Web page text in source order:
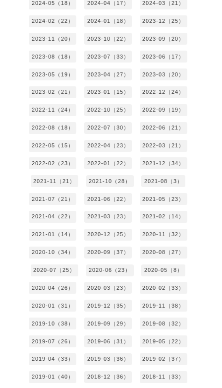
2024-05（18） 2024-04（17） 2024-03（21）
2024-02（22） 2024-01（18） 2023-12（25）
2023-11（20） 2023-10（22） 2023-09（20）
2023-08（18） 2023-07（33） 2023-06（17）
2023-05（19） 2023-04（27） 2023-03（20）
2023-02（21） 2023-01（15） 2022-12（24）
2022-11（24） 2022-10（25） 2022-09（19）
2022-08（18） 2022-07（30） 2022-06（21）
2022-05（15） 2022-04（23） 2022-03（21）
2022-02（23） 2022-01（22） 2021-12（34）
2021-11（21） 2021-10（28） 2021-08（3）
2021-07（21） 2021-06（22） 2021-05（23）
2021-04（22） 2021-03（23） 2021-02（14）
2021-01（14） 2020-12（25） 2020-11（32）
2020-10（34） 2020-09（37） 2020-08（27）
2020-07（25） 2020-06（23） 2020-05（8）
2020-04（26） 2020-03（23） 2020-02（33）
2020-01（31） 2019-12（35） 2019-11（38）
2019-10（38） 2019-09（29） 2019-08（32）
2019-07（26） 2019-06（31） 2019-05（22）
2019-04（33） 2019-03（36） 2019-02（37）
2019-01（40） 2018-12（36） 2018-11（33）